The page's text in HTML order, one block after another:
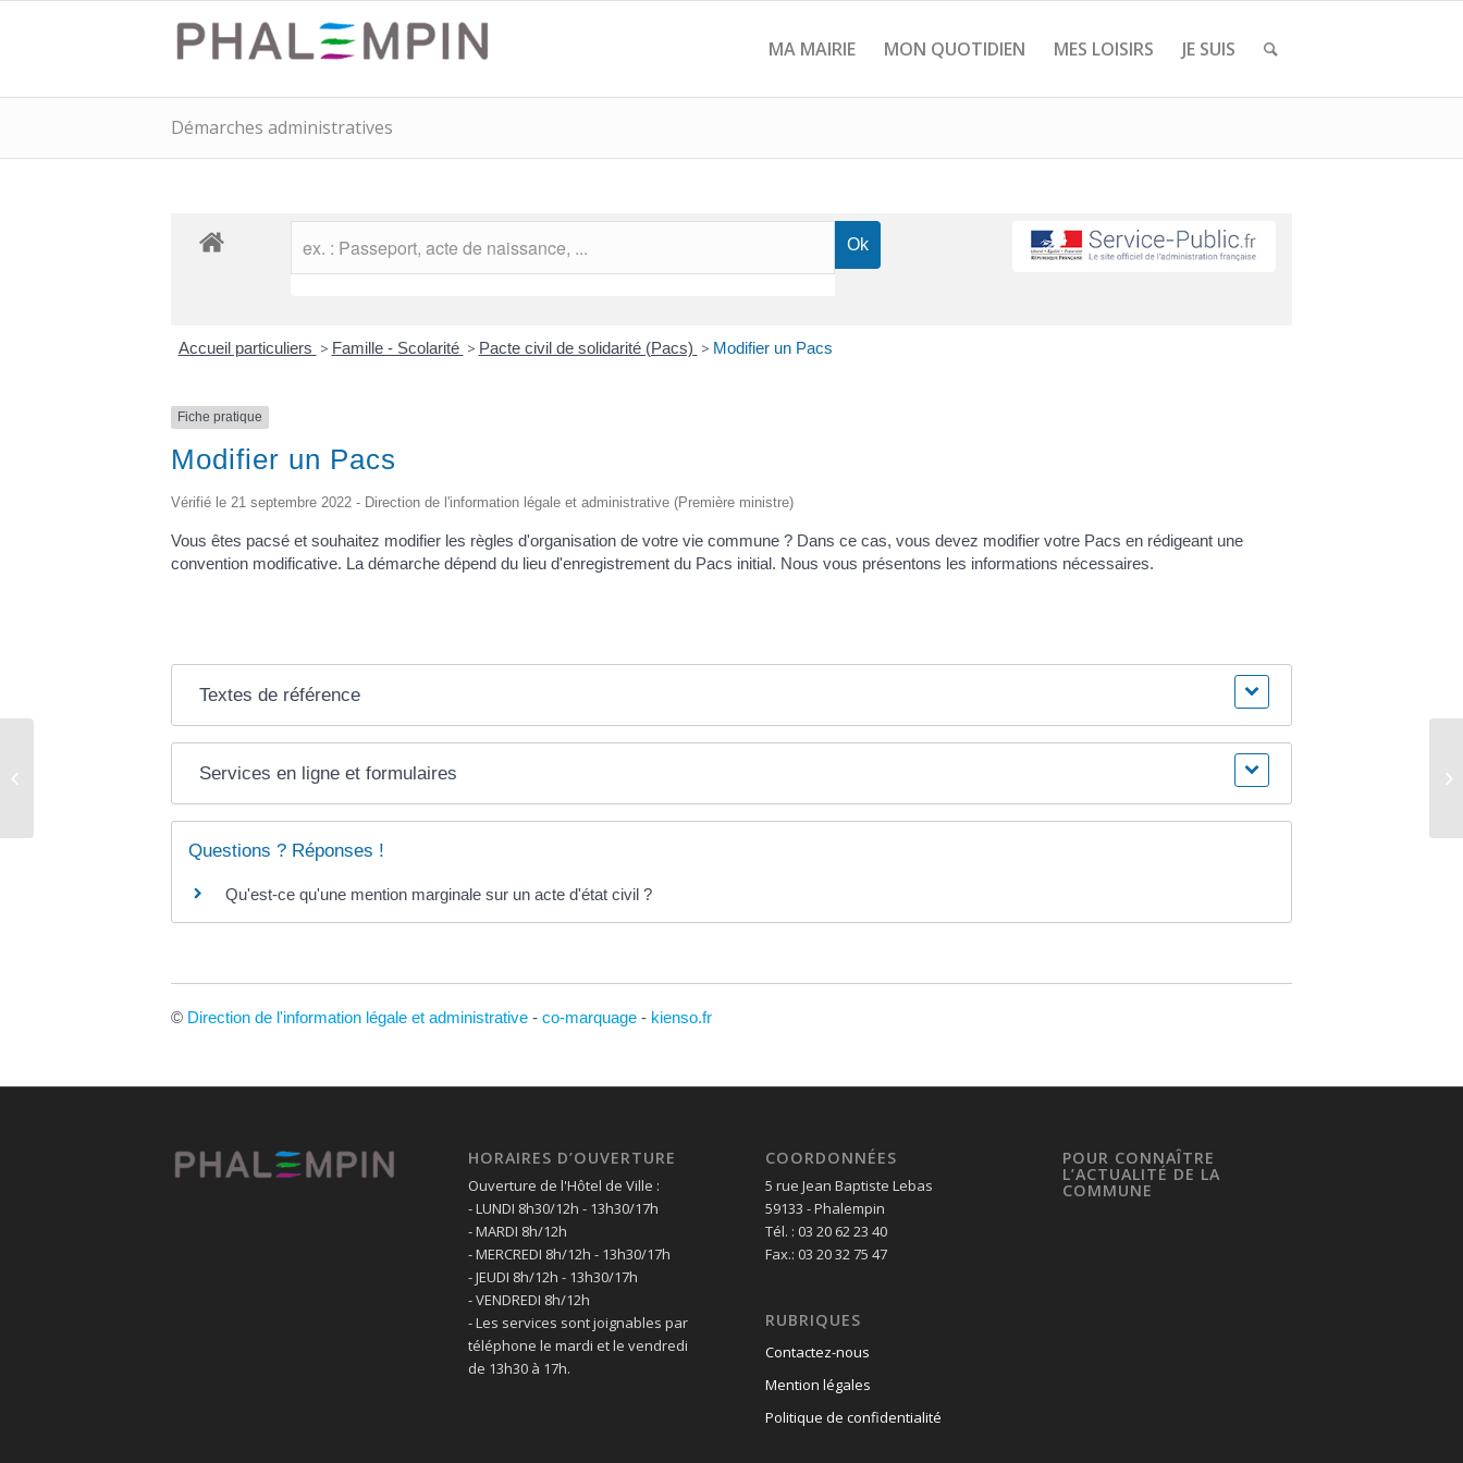
MA MAIRIE MON QUOTIDIEN MES LOISIRS JE SUIS
Démarches administratives
Accueil particuliers > Famille - Scolarité > Pacte civil de solidarité (Pacs) > Modifier un Pacs
Fiche pratique
Modifier un Pacs
Vérifié le 21 septembre 2022 - Direction de l'information légale et administrative (Première ministre)
Vous êtes pacsé et souhaitez modifier les règles d'organisation de votre vie commune ? Dans ce cas, vous devez modifier votre Pacs en rédigeant une
convention modificative. La démarche dépend du lieu d'enregistrement du Pacs initial. Nous vous présentons les informations nécessaires.
Textes de référence
Services en ligne et formulaires
Questions ? Réponses !
Qu'est-ce qu'une mention marginale sur un acte d'état civil ?
© Direction de l'information légale et administrative - co-marquage - kienso.fr
HORAIRES D’OUVERTURE
Ouverture de l'Hôtel de Ville :
- LUNDI 8h30/12h - 13h30/17h
- MARDI 8h/12h
- MERCREDI 8h/12h - 13h30/17h
- JEUDI 8h/12h - 13h30/17h
- VENDREDI 8h/12h
- Les services sont joignables par
téléphone le mardi et le vendredi
de 13h30 à 17h.
COORDONNÉES
5 rue Jean Baptiste Lebas
59133 - Phalempin
Tél. : 03 20 62 23 40
Fax.: 03 20 32 75 47
RUBRIQUES
Contactez-nous
Mention légales
Politique de confidentialité
POUR CONNAÎTRE
L’ACTUALITÉ DE LA
COMMUNE
Acte de naissance – mariage –